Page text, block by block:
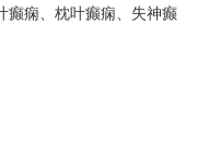
癫痫、枕叶癫痫、失神癫